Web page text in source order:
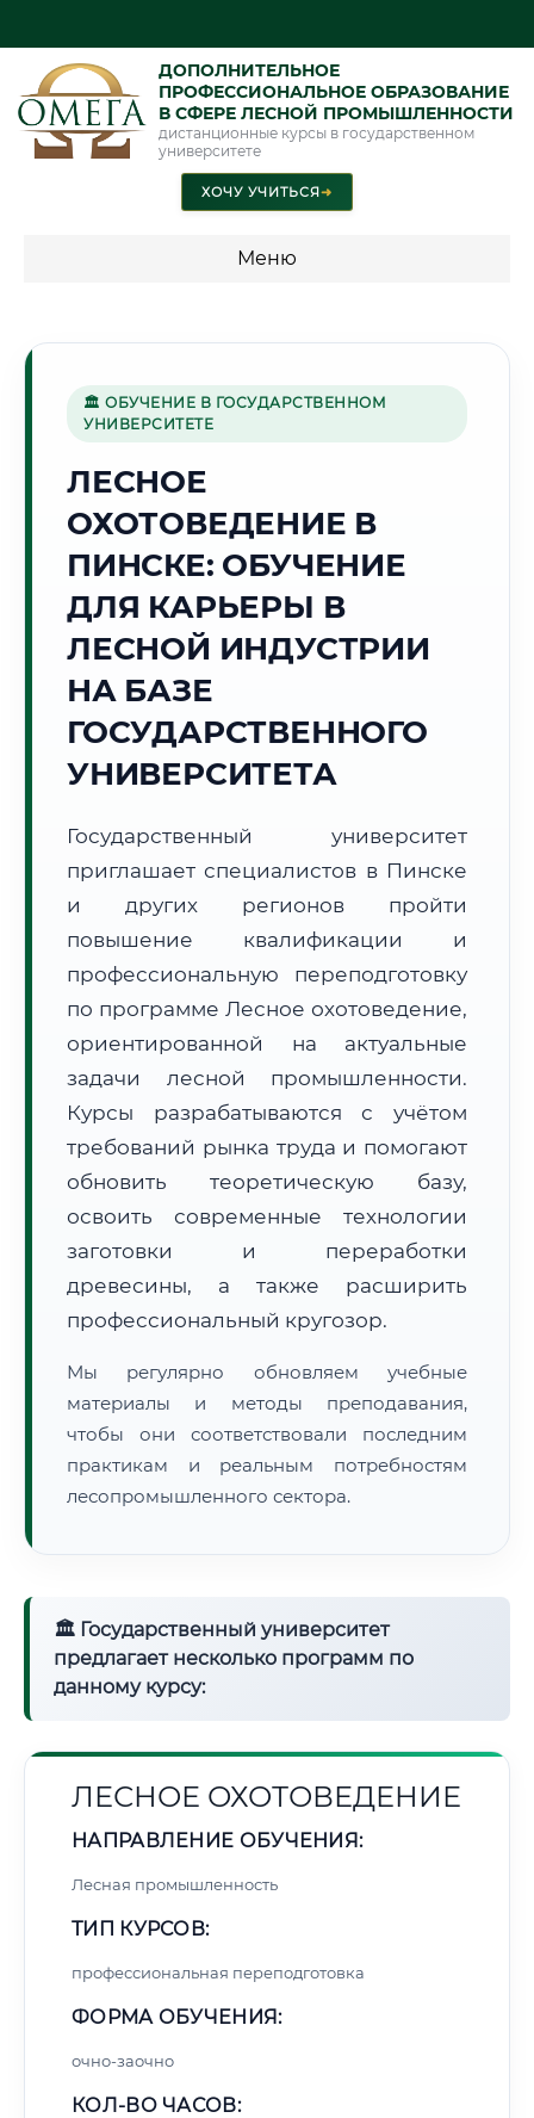
ДОПОЛНИТЕЛЬНОЕ
ПРОФЕССИОНАЛЬНОЕ ОБРАЗОВАНИЕ
В СФЕРЕ ЛЕСНОЙ ПРОМЫШЛЕННОСТИ
дистанционные курсы в государственном
университете
ХОЧУ УЧИТЬСЯ➜
Меню
промышленность"
Г. ПИНСК
Точное местное время:
07:31:58
Суббота, 8 Августа
2026 г.
🌅 Восход:05:48 🌇 Закат:20:54
Световой день:15 ч. 6 мин.
📍 Региональная справка г. Пинск
Субъект:
Республика Беларусь
Тел. код:
+375 (165)
Почтовые индексы:
225710–225720
Часовой пояс:
UTC+3
Формат учебы:
Дистанционно
Расчет логистики оригиналов:
• Экспресс-доставка СДЭК / Почтой:5–7 рабочих дней
Нажмите на документ для увеличения и просмотра
🏛 ОБУЧЕНИЕ В ГОСУДАРСТВЕННОМ
УНИВЕРСИТЕТЕ
ЛЕСНОЕ
ОХОТОВЕДЕНИЕ В
ПИНСКЕ: ОБУЧЕНИЕ
ДЛЯ КАРЬЕРЫ В
ЛЕСНОЙ ИНДУСТРИИ
НА БАЗЕ
ГОСУДАРСТВЕННОГО
УНИВЕРСИТЕТА
Государственный университет
приглашает специалистов в Пинске
и других регионов пройти
повышение квалификации и
профессиональную переподготовку
по программе Лесное охотоведение,
ориентированной на актуальные
задачи лесной промышленности.
Курсы разрабатываются с учётом
требований рынка труда и помогают
обновить теоретическую базу,
освоить современные технологии
заготовки и переработки
древесины, а также расширить
профессиональный кругозор.
Мы регулярно обновляем учебные
материалы и методы преподавания,
чтобы они соответствовали последним
практикам и реальным потребностям
лесопромышленного сектора.
🏛 Государственный университет
предлагает несколько программ по
данному курсу:
ЛЕСНОЕ ОХОТОВЕДЕНИЕ
НАПРАВЛЕНИЕ ОБУЧЕНИЯ:
Лесная промышленность
ТИП КУРСОВ:
профессиональная переподготовка
ФОРМА ОБУЧЕНИЯ:
очно-заочно
КОЛ-ВО ЧАСОВ: